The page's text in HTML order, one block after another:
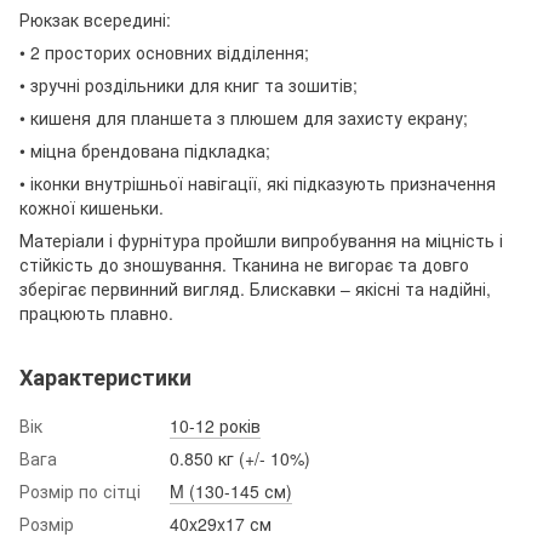
Рюкзак всередині:
• 2 просторих основних відділення;
• зручні роздільники для книг та зошитів;
• кишеня для планшета з плюшем для захисту екрану;
• міцна брендована підкладка;
• іконки внутрішньої навігації, які підказують призначення
кожної кишеньки.
Матеріали і фурнітура пройшли випробування на міцність і
стійкість до зношування. Тканина не вигорає та довго
зберігає первинний вигляд. Блискавки – якісні та надійні,
працюють плавно.
Характеристики
Вік
10-12 років
Вага
0.850 кг (+/- 10%)
Розмір по сітці
M (130-145 см)
Розмір
40x29x17 см